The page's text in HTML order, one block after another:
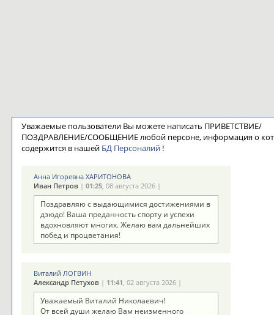
Уважаемые пользователи Вы можете написать ПРИВЕТСТВИЕ/
ПОЗДРАВЛЕНИЕ/СООБЩЕНИЕ любой персоне, информация о
содержится в нашей БД Персоналий!
Анна Игоревна ХАРИТОНОВА
Иван Петров| 01:25, 08 августа 2026 |
Поздравляю с выдающимися достижениями в
дзюдо! Ваша преданность спорту и успехи
вдохновляют многих. Желаю вам дальнейших
побед и процветания!
Виталий ЛОГВИН
Александр Петухов| 11:41, 02 августа 2026 |
Уважаемый Виталий Николаевич!
От всей души желаю Вам неизменного